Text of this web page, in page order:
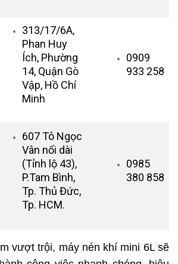
313/17/6A,
Phan Huy
Ích, Phường
14, Quận Gò
Vập, Hồ Chí
Minh
0909
933 258
607 Tô Ngọc
Vân nối dài
(Tỉnh lộ 43),
P.Tam Bình,
Tp. Thủ Đức,
Tp. HCM.
0985
380 858
vượt trội, máy nén khí mini 6L sẽ